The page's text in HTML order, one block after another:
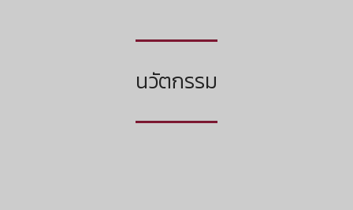
นวัตกรรม